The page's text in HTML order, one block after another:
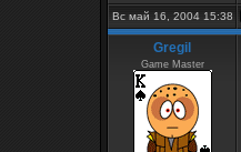
Вс май 16, 2004 15:38
Gregil
Game Master